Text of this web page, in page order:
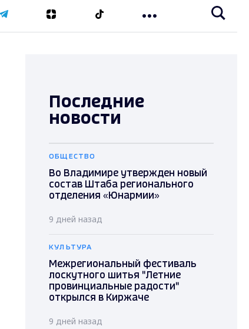
Последние
новости
ОБЩЕСТВО
Во Владимире утвержден новый
состав Штаба регионального
отделения «Юнармии»
9 дней назад
КУЛЬТУРА
Межрегиональный фестиваль
лоскутного шитья "Летние
провинциальные радости"
открылся в Киржаче
9 дней назад